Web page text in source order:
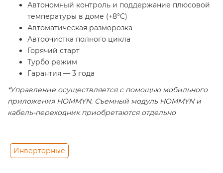
Автономный контроль и поддержание плюсовой
температуры в доме (+8°C)
Автоматическая разморозка
Автоочистка полного цикла
Горячий старт
Турбо режим
Гарантия — 3 года
*Управление осуществляется с помощью мобильного
приложения HOMMYN. Съемный модуль HOMMYN и
кабель-переходник приобретаются отдельно
Инверторные